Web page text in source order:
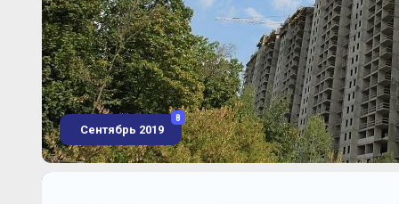
Сентябрь 2019
8